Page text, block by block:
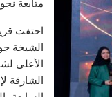
متابعة
احتفت
الشيخة
الأعلى
الشارقة